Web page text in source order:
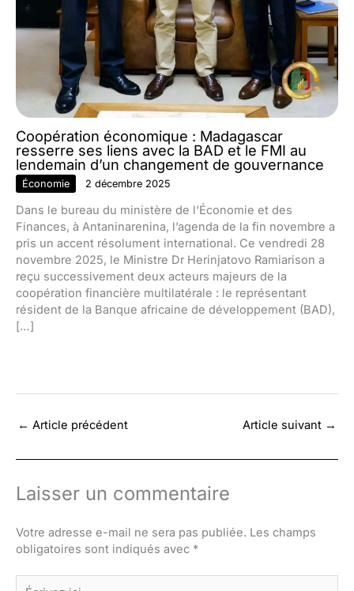
Coopération économique : Madagascar
resserre ses liens avec la BAD et le FMI au
lendemain d’un changement de gouvernance
Économie 2 décembre 2025
Dans le bureau du ministère de l’Économie et des
Finances, à Antaninarenina, l’agenda de la fin novembre a
pris un accent résolument international. Ce vendredi 28
novembre 2025, le Ministre Dr Herinjatovo Ramiarison a
reçu successivement deux acteurs majeurs de la
coopération financière multilatérale : le représentant
résident de la Banque africaine de développement (BAD),
[…]
← Article précédent Article suivant →
Laisser un commentaire
Votre adresse e-mail ne sera pas publiée. Les champs
obligatoires sont indiqués avec *
Écrivez